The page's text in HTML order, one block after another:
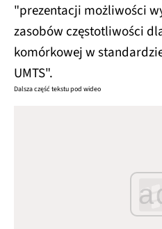
"prezentacji możliwości
zasobów częstotliwości
komórkowej w
UMTS".
Dalsza część tekstu pod wideo